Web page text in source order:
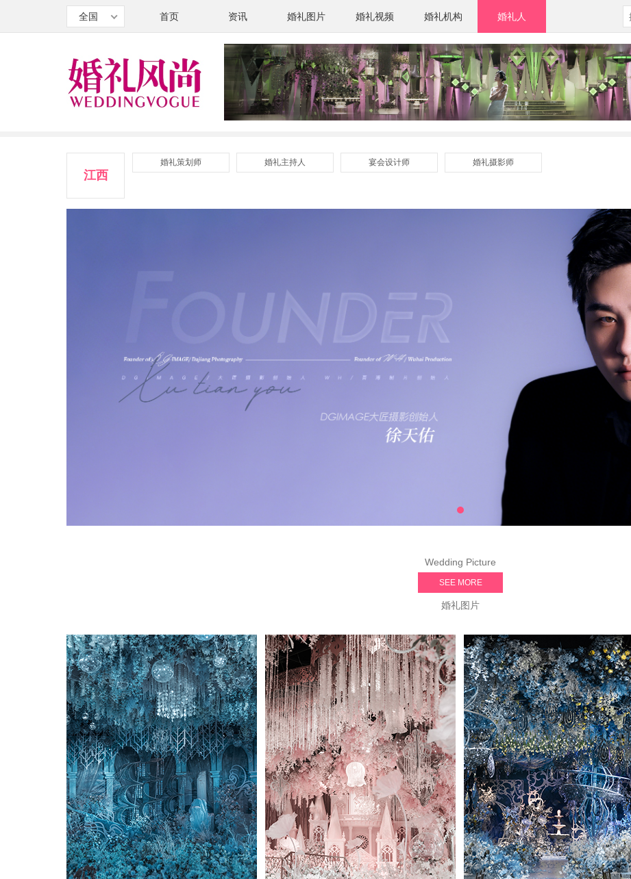
全国 首页 资讯 婚礼图片 婚礼视频 婚礼机构 婚礼人
江西
婚礼策划师 婚礼主持人 宴会设计师 婚礼摄影师
Wedding Picture
SEE MORE
婚礼图片